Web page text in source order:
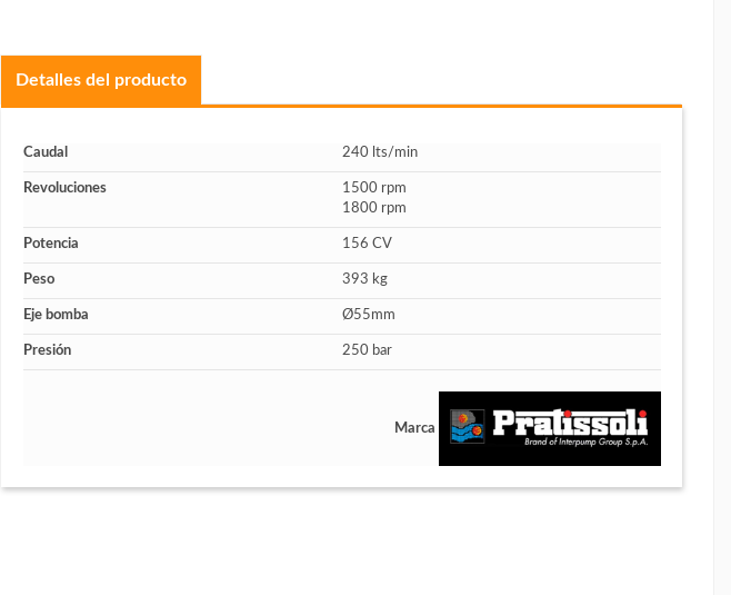
Detalles del producto
Caudal 240 lts/min
Revoluciones
1500 rpm
1800 rpm
Potencia 156 CV
Peso 393 kg
Eje bomba Ø55mm
Presión 250 bar
Marca